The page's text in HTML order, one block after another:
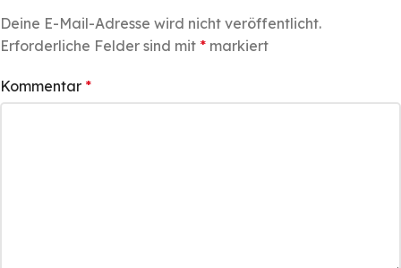
Deine E-Mail-Adresse wird nicht veröffentlicht.
Erforderliche Felder sind mit * markiert
Kommentar *